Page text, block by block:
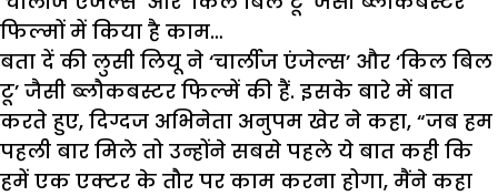
फिल्मों में किया है काम…
बता दें की लुसी लियू ने ‘चार्लीज एंजेल्स’ और ‘किल बिल
टू’ जैसी ब्लौकबस्टर फिल्में की हैं. इसके बारे में बात
करते हुए, दिग्दज अभिनेता अनुपम खेर ने कहा, “जब हम
पहली बार मिले तो उन्होंने सबसे पहले ये बात कही कि
हमें एक एक्टर के तौर पर काम करना होगा, मैंने कहा